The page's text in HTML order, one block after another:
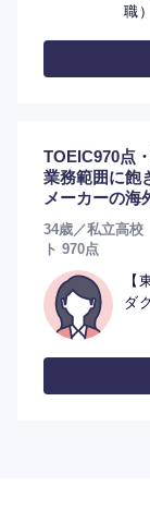
職）
TOEIC970点
業務範囲に飽
メーカーの海
34歳／私立高
ト 970点
【
ダ